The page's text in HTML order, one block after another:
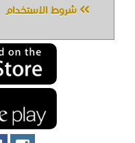
شروط الاستخدام